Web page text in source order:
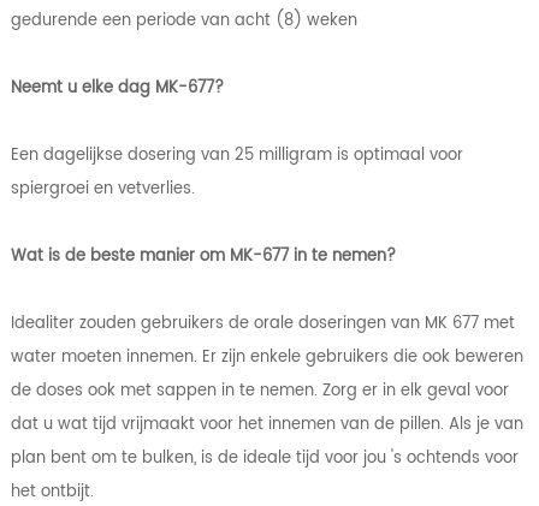
gedurende een periode van acht (8) weken
Neemt u elke dag MK-677?
Een dagelijkse dosering van 25 milligram is optimaal voor
spiergroei en vetverlies.
Wat is de beste manier om MK-677 in te nemen?
Idealiter zouden gebruikers de orale doseringen van MK 677 met
water moeten innemen. Er zijn enkele gebruikers die ook beweren
de doses ook met sappen in te nemen. Zorg er in elk geval voor
dat u wat tijd vrijmaakt voor het innemen van de pillen. Als je van
plan bent om te bulken, is de ideale tijd voor jou 's ochtends voor
het ontbijt.